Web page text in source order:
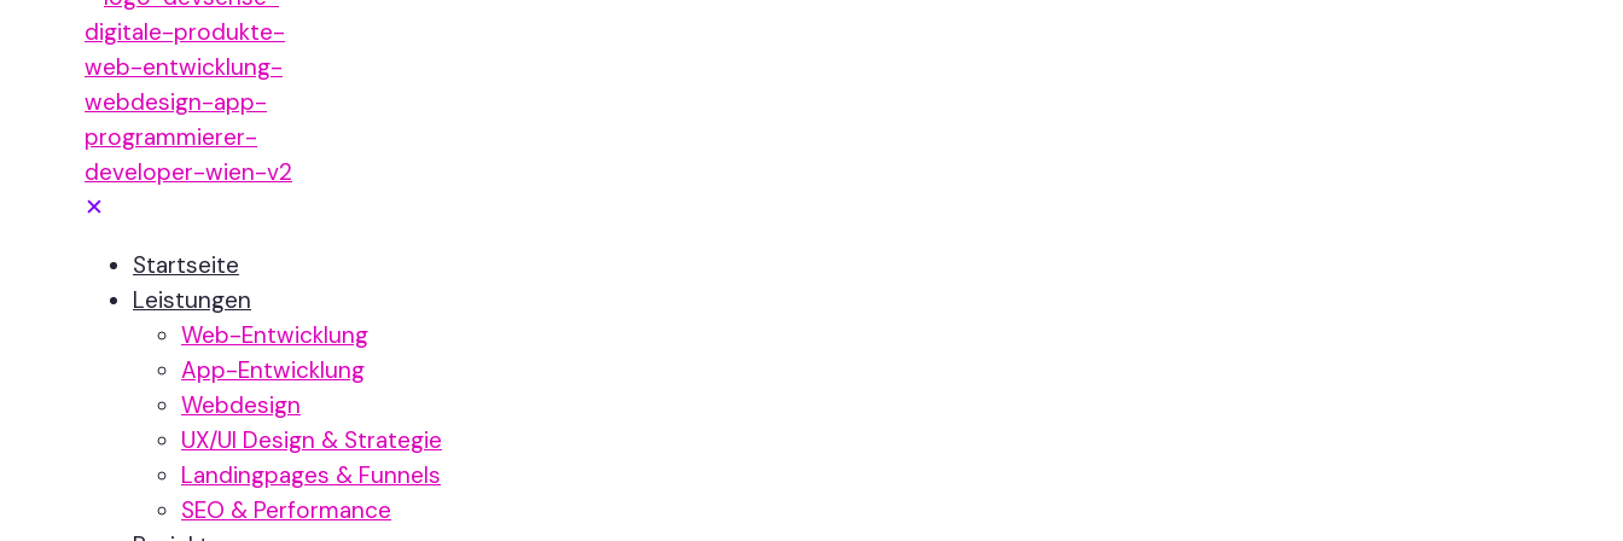
✕
Startseite
Leistungen
Web-Entwicklung
App-Entwicklung
Webdesign
UX/UI Design & Strategie
Landingpages & Funnels
SEO & Performance